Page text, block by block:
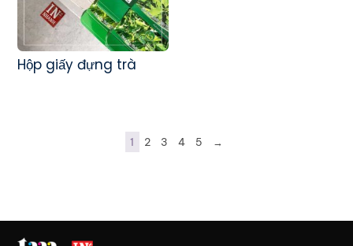
Hộp giấy đựng trà
1 2 3 4 5 →